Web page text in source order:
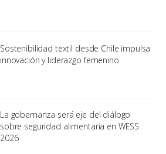
Sostenibilidad textil desde Chile impulsa
innovación y liderazgo femenino
La gobernanza será eje del diálogo
sobre seguridad alimentaria en WESS
2026